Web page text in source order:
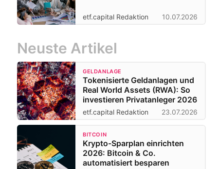
etf.capital Redaktion 10.07.2026
Neuste Artikel
GELDANLAGE
Tokenisierte Geldanlagen und
Real World Assets (RWA): So
investieren Privatanleger 2026
etf.capital Redaktion 23.07.2026
BITCOIN
Krypto-Sparplan einrichten
2026: Bitcoin & Co.
automatisiert besparen